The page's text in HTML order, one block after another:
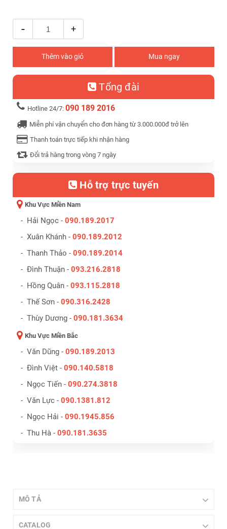
- +
Thêm vào giỏ Mua ngay
Tổng đài
Hotline 24/7: 090 189 2016
Miễn phí vận chuyển cho đơn hàng từ 3.000.000đ trở lên
Thanh toán trực tiếp khi nhận hàng
Đổi trả hàng trong vòng 7 ngày
Hỗ trợ trực tuyến
Khu Vực Miền Nam
- Hải Ngọc - 090.189.2017
- Xuân Khánh - 090.189.2012
- Thanh Thảo - 090.189.2014
- Đình Thuận - 093.216.2818
- Hồng Quân - 093.115.2818
- Thế Sơn - 090.316.2428
- Thùy Dương - 090.181.3634
Khu Vực Miền Bắc
- Văn Dũng - 090.189.2013
- Đình Việt - 090.140.5818
- Ngọc Tiến - 090.274.3818
- Văn Lực - 090.1381.812
- Ngọc Hải - 090.1945.856
- Thu Hà - 090.181.3635
MÔ TẢ
CATALOG